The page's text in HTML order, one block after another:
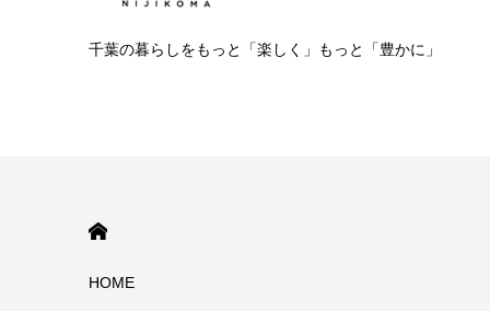
千葉の暮らしをもっと「楽しく」もっと「豊かに」
HOME